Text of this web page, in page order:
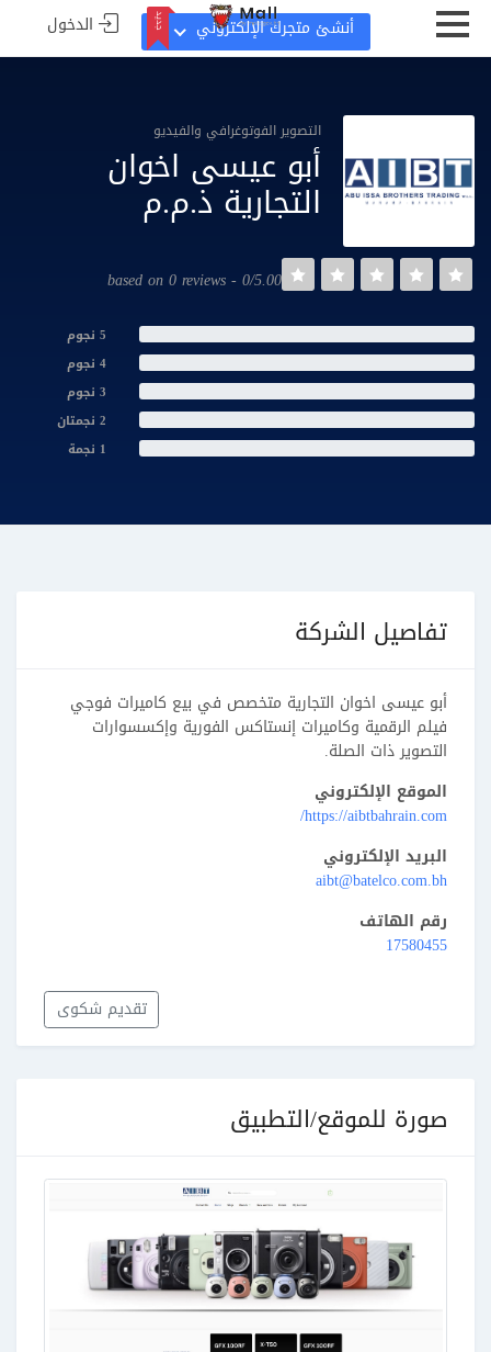
أنشئ متجرك الإلكتروني جديد الدخول
التصوير الفوتوغرافي والفيديو
أبو عيسى اخوان
التجارية ذ.م.م
0/5.00 - based on 0 reviews
5 نجوم
4 نجوم
3 نجوم
2 نجمتان
1 نجمة
تفاصيل الشركة
أبو عيسى اخوان التجارية متخصص في بيع كاميرات فوجي
فيلم الرقمية وكاميرات إنستاكس الفورية وإكسسوارات
التصوير ذات الصلة.
الموقع الإلكتروني
https://aibtbahrain.com/
البريد الإلكتروني
aibt@batelco.com.bh
رقم الهاتف
17580455
تقديم شكوى
صورة للموقع/التطبيق